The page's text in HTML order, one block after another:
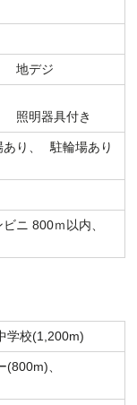
地デジ
照明器具付き
り 駐輪場あり
ビニ 800ｍ以内
学校(1,200m)
(800m)